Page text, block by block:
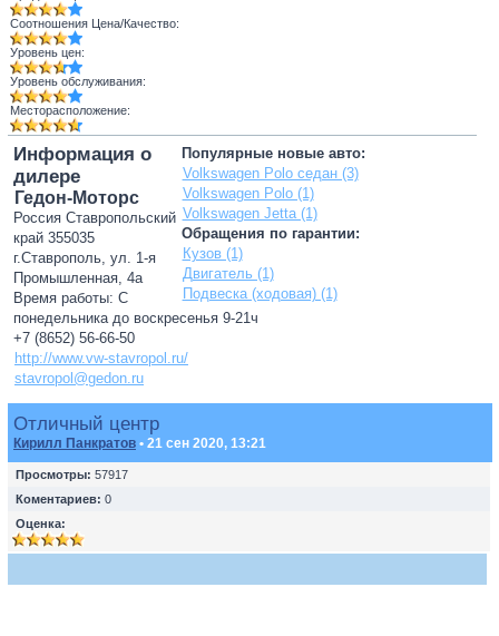
Соотношения Цена/Качество:
Уровень цен:
Уровень обслуживания:
Месторасположение:
Популярные новые авто:
Volkswagen Polo седан (3)
Volkswagen Polo (1)
Volkswagen Jetta (1)
Обращения по гарантии:
Кузов (1)
Двигатель (1)
Подвеска (ходовая) (1)
Информация о
дилере
Гедон-Моторс
Россия Ставропольский
край 355035
г.Ставрополь, ул. 1-я
Промышленная, 4а
Время работы: С
понедельника до воскресенья 9-21ч
+7 (8652) 56-66-50
http://www.vw-stavropol.ru/
stavropol@gedon.ru
Отличный центр
Кирилл Панкратов • 21 сен 2020, 13:21
Просмотры: 57917
Коментариев: 0
Оценка: